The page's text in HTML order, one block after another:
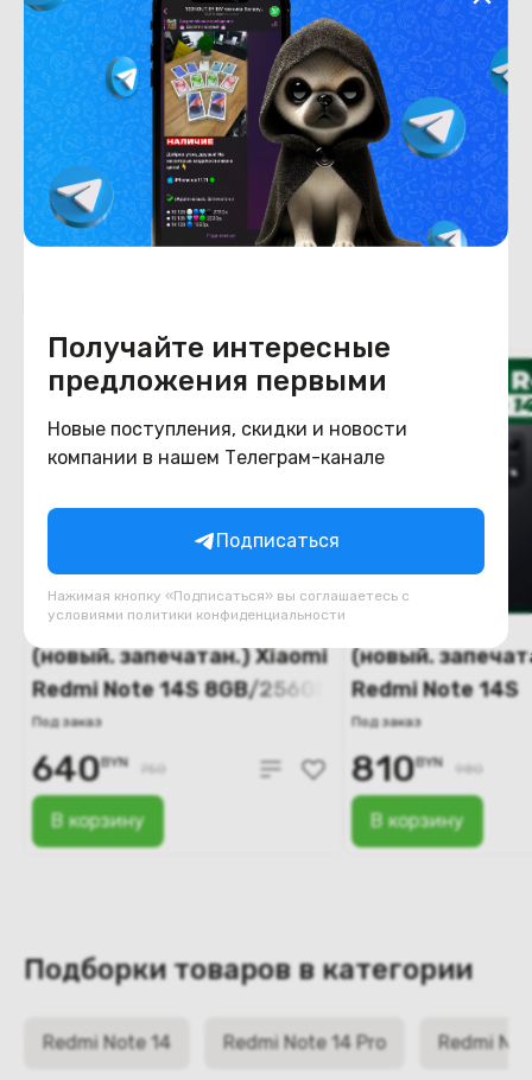
Получайте интересные
предложения первыми
Новые поступления, скидки и новости
компании в нашем Телеграм-канале
Подписаться
Нажимая кнопку «Подписаться» вы соглашаетесь с
условиями политики конфиденциальности
Емкость накопителя 256
Конструкция
Цвет синий
(новый. запечатан.) Xiaomi
Redmi Note 14S 8GB/256GB
(синий)
Под заказ
В корзину
640BYN 750
(новый.
Redmi Note 14S
12GB/512GB
Под заказ
В корзину
810BYN 980
Подборки товаров в категории
Redmi Note 14 Redmi Note 14 Pro Redmi